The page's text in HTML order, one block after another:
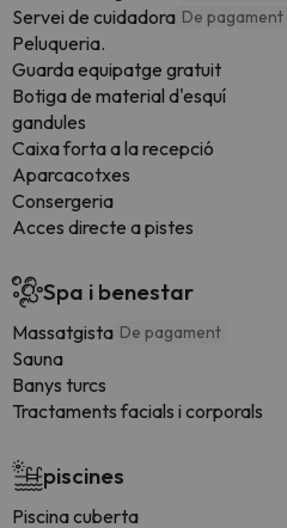
Servei de cuidadora De pagament
Peluqueria.
Guarda equipatge gratuit
Botiga de material d'esquí
gandules
Caixa forta a la recepció
Aparcacotxes
Consergeria
Acces directe a pistes
Spa i benestar
Massatgista De pagament
Sauna
Banys turcs
Tractaments facials i corporals
piscines
Piscina cuberta